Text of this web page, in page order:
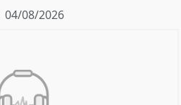
04/08/2026